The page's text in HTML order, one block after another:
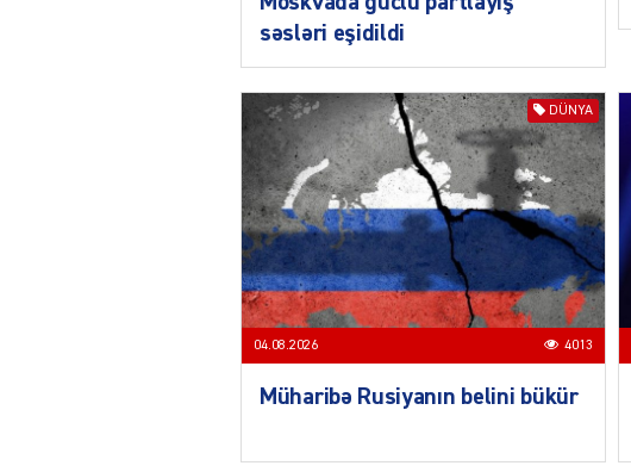
səsləri eşidildi
DÜNYA
04.08.2026 4013
Müharibə Rusiyanın belini bükür